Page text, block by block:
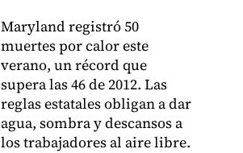
Maryland registró 50
muertes por calor este
verano, un récord que
supera las 46 de 2012. Las
reglas estatales obligan a dar
agua, sombra y descansos a
los trabajadores al aire libre.